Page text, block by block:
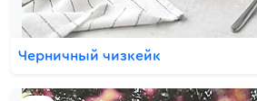
Черничный чизкейк